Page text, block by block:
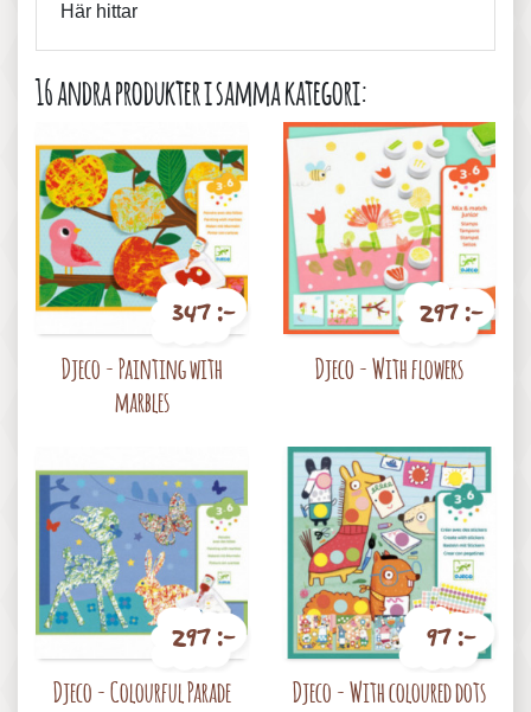
Här hittar
16 andra produkter i samma kategori:
347 :-
Djeco - Painting with
marbles
297 :-
Djeco - With flowers
297 :-
Djeco - Colourful Parade
97 :-
Djeco - With coloured dots